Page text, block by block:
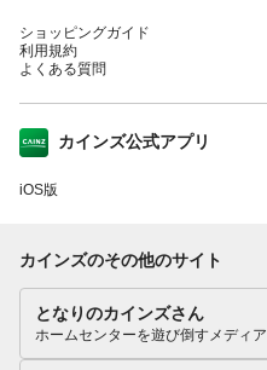
ショッピングガイド
利用規約
よくある質問
カインズ公式アプリ
iOS版
カインズのその他のサイト
となりのカインズさん
ホームセンターを遊び倒すメディア